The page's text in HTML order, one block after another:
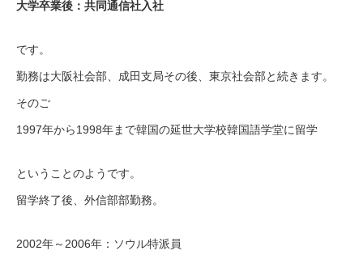
大学卒業後：共同通信社入社
です。
勤務は大阪社会部、成田支局その後、東京社会部と続きます。
そのご
1997年から1998年まで韓国の延世大学校韓国語学堂に留学
ということのようです。
留学終了後、外信部部勤務。
2002年～2006年：ソウル特派員